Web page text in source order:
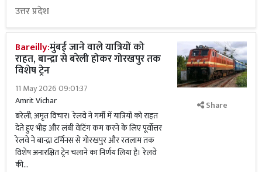
उत्तर प्रदेश
Bareilly:मुंबई जाने वाले यात्रियों को
राहत, बान्द्रा से बरेली होकर गोरखपुर तक
विशेष ट्रेन
11 May 2026 09:01:37
Amrit Vichar
बरेली, अमृत विचार। रेलवे ने गर्मी में यात्रियों को राहत
देते हुए भीड़ और लंबी वेटिंग कम करने के लिए पूर्वोत्तर
रेलवे ने बान्द्रा टर्मिनस से गोरखपुर और रतलाम तक
विशेष अनारक्षित ट्रेन चलाने का निर्णय लिया है। रेलवे
की...
Share